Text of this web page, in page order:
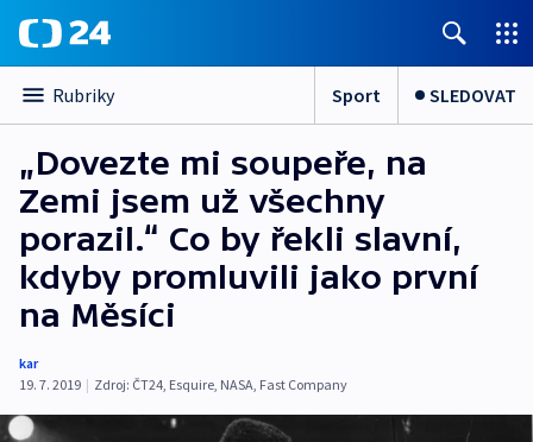
Rubriky Sport SLEDOVAT
„Dovezte mi soupeře, na
Zemi jsem už všechny
porazil.“ Co by řekli slavní,
kdyby promluvili jako první
na Měsíci
kar
19. 7. 2019 | Zdroj: ČT24, Esquire, NASA, Fast Company